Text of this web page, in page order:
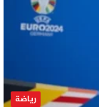
رياضة